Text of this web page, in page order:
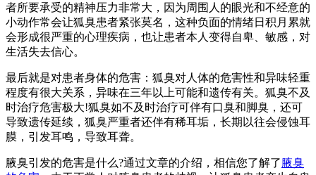
者所要承受的精神压力非常大，因为周围人的眼光和不经意的
小动作常会让狐臭患者紧张莫名，这种负面的情绪日积月累就
会形成很严重的心理疾病，也让患者本人变得自卑、敏感，对
生活失去信心。
最后就是对患者身体的危害：狐臭对人体的危害性和异味轻重
程度有很大关系，异味在三年以上可能和遗传有关。狐臭不及
时治疗危害极大!狐臭如不及时治疗可伴有口臭和脚臭，还可
导致遗传延续，狐臭严重者还伴有稀耳垢，长期以往会侵蚀耳
膜，引发耳鸣，导致耳聋。
腋臭引发的危害是什么?通过文章的介绍，相信您了解了腋臭